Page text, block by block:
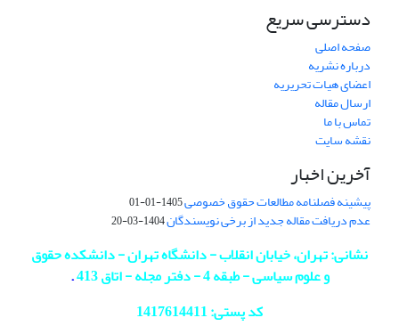
دسترسی سریع
صفحه اصلی
درباره نشریه
اعضای هیات تحریریه
ارسال مقاله
تماس با ما
نقشه سایت
آخرین اخبار
پیشینه فصلنامه مطالعات حقوق خصوصی1405-01-01
عدم دریافت مقاله جدید از برخی نویسندگان1404-03-20
نشانی: تهران، خیابان انقلاب - دانشگاه تهران - دانشکده حقوق
و علوم سیاسی - طبقه 4 - دفتر مجله - اتاق 413
.
کد پستی: 1417614411